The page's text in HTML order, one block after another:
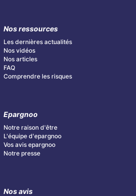
Nos ressources
Les dernières actualités
Nos vidéos
Nos articles
FAQ
Comprendre les risques
Epargnoo
Notre raison d'être
L'équipe d'epargnoo
Vos avis epargnoo
Notre presse
Nos avis